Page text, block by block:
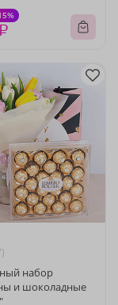
набор
и шоколадные